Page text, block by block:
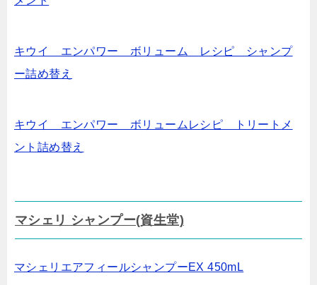
キウイ エンパワー ボリューム レシピ シャンプ
ー詰め替え
キウイ エンパワー ボリュームレシピ トリートメ
ント詰め替え
マシェリ シャンプー(資生堂)
マシェリエアフィールシャンプーEX 450mL